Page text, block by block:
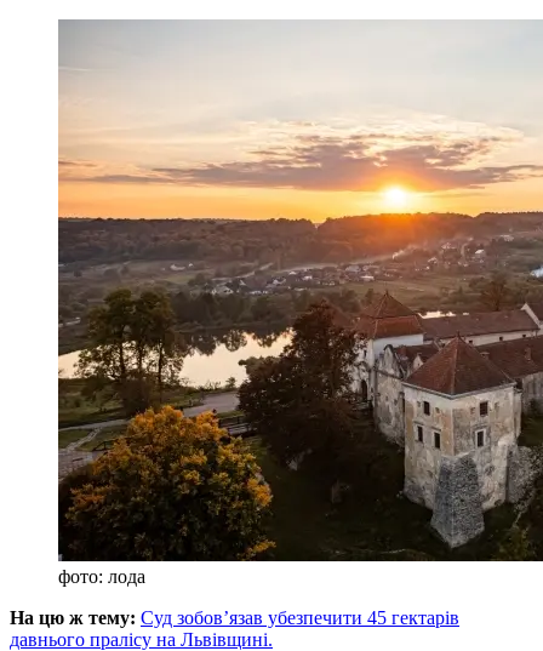
фото: лода
На цю ж тему: Суд зобов’язав убезпечити 45 гектарів
давнього пралісу на Львівщині.